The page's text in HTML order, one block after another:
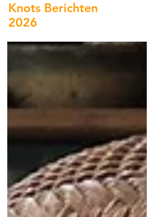
Knots Berichten
2026